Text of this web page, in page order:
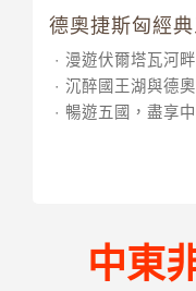
德奧捷斯匈經
漫遊伏爾塔瓦河
沉醉國王湖與德
暢遊五國，盡享
中東